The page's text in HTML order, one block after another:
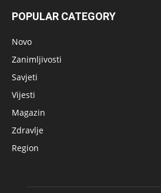
POPULAR CATEGORY
Novo
Zanimljivosti
Savjeti
Vijesti
Magazin
Zdravlje
Region